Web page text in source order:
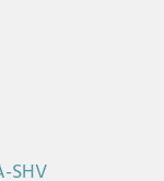
SHV